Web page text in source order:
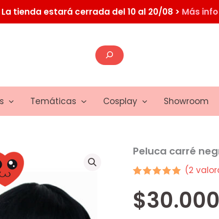
La tienda estará cerrada del 10 al 20/08 > Más info
Temáticas Cosplay Showroom
Peluca carré
5.00
sobre 5
basado en
(2
$